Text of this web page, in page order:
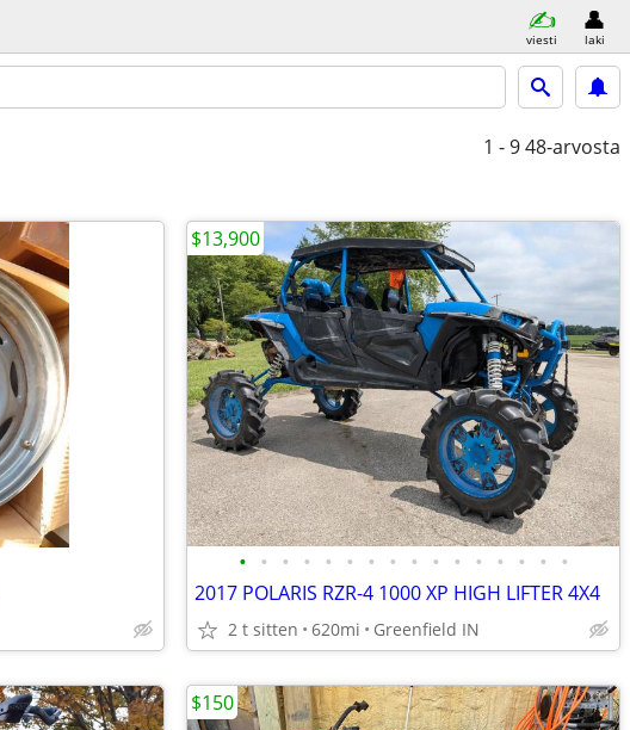
viesti laki
1 - 948-arvosta
• • • • • • • • • • • • • • • •
2017 POLARIS RZR-4 1000 XP HIGH LIFTER 4X4
2 t sitten 620mi Greenfield IN
$13,900
$150